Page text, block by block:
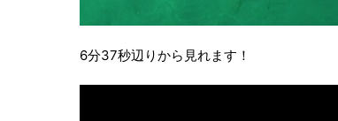
6分37秒辺りから見れます！